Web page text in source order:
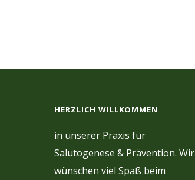
HERZLICH WILLKOMMEN
in unserer Praxis für
Salutogenese & Prävention. Wir
wünschen viel Spaß beim